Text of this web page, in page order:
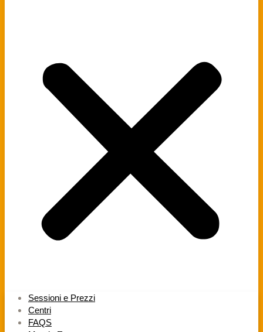
Sessioni e Prezzi
Centri
FAQS